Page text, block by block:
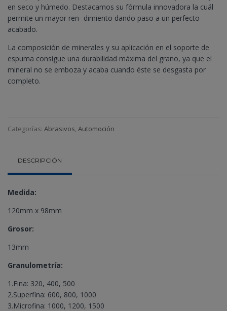
en seco y húmedo. Destacamos su fórmula innovadora la cuál
permite un mayor ren- dimiento dando paso a un perfecto
acabado.
La composición de minerales y su aplicación en el soporte de
espuma consigue una durabilidad máxima del grano, ya que el
mineral no se emboza y acaba cuando éste se desgasta por
completo.
Categorías: Abrasivos, Automoción
DESCRIPCIÓN
Medida:
120mm x 98mm
Grosor:
13mm
Granulometría:
1.Fina: 320, 400, 500
2.Superfina: 600, 800, 1000
3.Microfina: 1000, 1200, 1500